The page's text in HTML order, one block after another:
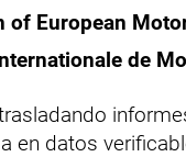
of European
de
en datos